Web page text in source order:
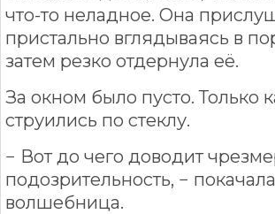
что-то неладное. Она
пристально вглядываясь в
затем резко отдернула её.
За окном было пусто. Только
струились по стеклу.
− Вот до чего доводит
подозрительность, −
волшебница.